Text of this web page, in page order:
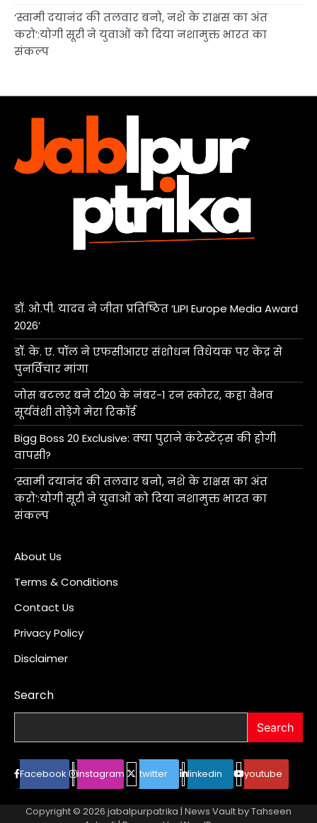
‘स्वामी दयानंद की तलवार बनो, नशे के राक्षस का अंत
करो’:योगी सूरी ने युवाओं को दिया नशामुक्त भारत का
संकल्प
डॉ. ओ.पी. यादव ने जीता प्रतिष्ठित ‘LIPI Europe Media Award
2026’
डॉ. के. ए. पॉल ने एफसीआरए संशोधन विधेयक पर केंद्र से
पुनर्विचार मांगा
जोस बटलर बने टी20 के नंबर-1 रन स्कोरर, कहा वैभव
सूर्यवंशी तोड़ेंगे मेरा रिकॉर्ड
Bigg Boss 20 Exclusive: क्या पुराने कंटेस्टेंट्स की होगी
वापसी?
‘स्वामी दयानंद की तलवार बनो, नशे के राक्षस का अंत
करो’:योगी सूरी ने युवाओं को दिया नशामुक्त भारत का
संकल्प
About Us
Terms & Conditions
Contact Us
Privacy Policy
Disclaimer
Search
Search
Facebook instagram twitter linkedin youtube
Copyright © 2026 jabalpurpatrika | News Vault byTahseen